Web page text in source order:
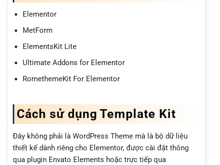
Elementor
MetForm
ElementsKit Lite
Ultimate Addons for Elementor
RomethemeKit For Elementor
Cách sử dụng Template Kit
Đây không phải là WordPress Theme mà là bộ dữ liệu
thiết kế dành riêng cho Elementor, được cài đặt thông
qua plugin Envato Elements hoặc trực tiếp qua